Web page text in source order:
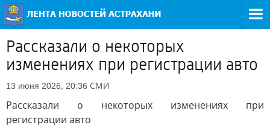
Рассказали о некоторых
изменениях при регистрации авто
13 июня 2026, 20:36 СМИ
Рассказали о некоторых изменениях при
регистрации авто